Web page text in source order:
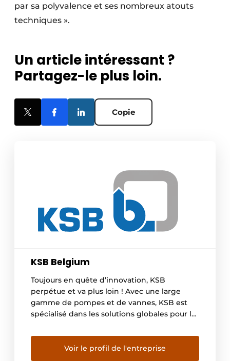
par sa polyvalence et ses nombreux atouts
techniques ».
Un article intéressant ?
Partagez-le plus loin.
Copie
KSB Belgium
Toujours en quête d’innovation, KSB
perpétue et va plus loin ! Avec une large
gamme de pompes et de vannes, KSB est
spécialisé dans les solutions globales pour la
cycle de vie de votre installation, vous
pouvez compter sur des conseils techniques
judicieux, une automatisation intelligente et
Voir le profil de l'entreprise